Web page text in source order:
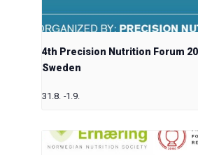
4th Precision Nutrition Forum
Sweden
31.8. -1.9.